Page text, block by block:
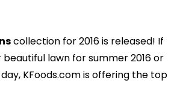
collection for 2016 is released! If
lawn for summer 2016 or
KFoods.com is offering the top